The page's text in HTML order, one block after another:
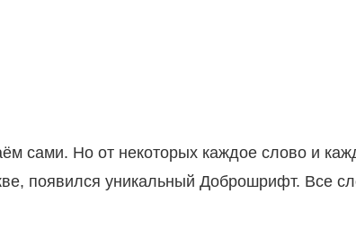
сами. Но от некоторых каждое слово и
появился уникальный Доброшрифт. Все